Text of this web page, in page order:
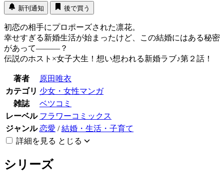
新刊通知 後で買う
初恋の相手にプロポーズされた凛花。
幸せすぎる新婚生活が始まったけど、この結婚にはある秘密
があって―――？
伝説のホスト×女子大生！想い想われる新婚ラブ♪第２話！
著者
原田唯衣
カテゴリ 少女・女性マンガ
雑誌
ベツコミ
レーベル フラワーコミックス
ジャンル 恋愛 /結婚・生活・子育て
詳細を見る とじる
シリーズ